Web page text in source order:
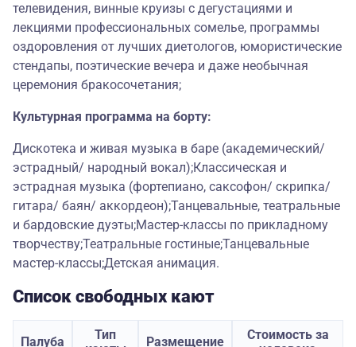
телевидения, винные круизы с дегустациями и
лекциями профессиональных сомелье, программы
оздоровления от лучших диетологов, юмористические
стендапы, поэтические вечера и даже необычная
церемония бракосочетания;
Культурная программа на борту:
Дискотека и живая музыка в баре (академический/
эстрадный/ народный вокал);Классическая и
эстрадная музыка (фортепиано, саксофон/ скрипка/
гитара/ баян/ аккордеон);Танцевальные, театральные
и бардовские дуэты;Мастер-классы по прикладному
творчеству;Театральные гостиные;Танцевальные
мастер-классы;Детская анимация.
Список свободных кают
Палуба
Тип
Размещение
Стоимость за